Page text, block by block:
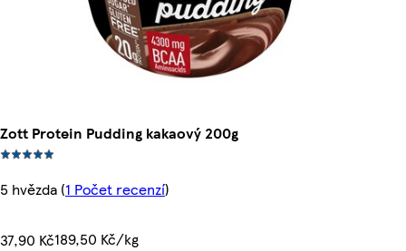
Zott Protein Pudding kakaový 200g
5 hvězda (1 Počet recenzí)
37,90 Kč189,50 Kč/kg